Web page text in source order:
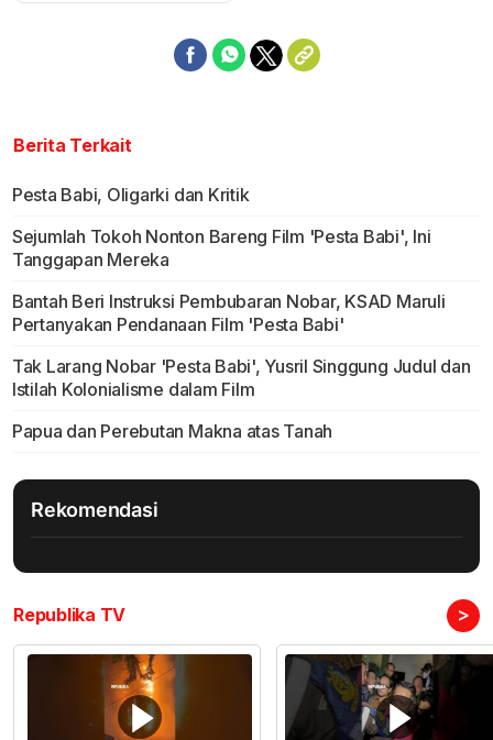
Berita Terkait
Pesta Babi, Oligarki dan Kritik
Sejumlah Tokoh Nonton Bareng Film 'Pesta Babi', Ini
Tanggapan Mereka
Bantah Beri Instruksi Pembubaran Nobar, KSAD Maruli
Pertanyakan Pendanaan Film 'Pesta Babi'
Tak Larang Nobar 'Pesta Babi', Yusril Singgung Judul dan
Istilah Kolonialisme dalam Film
Papua dan Perebutan Makna atas Tanah
Rekomendasi
Republika TV >